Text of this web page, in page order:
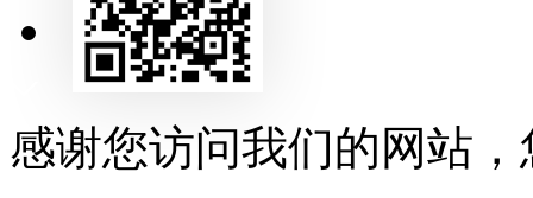
发送邮件
感谢您访问我们的网站